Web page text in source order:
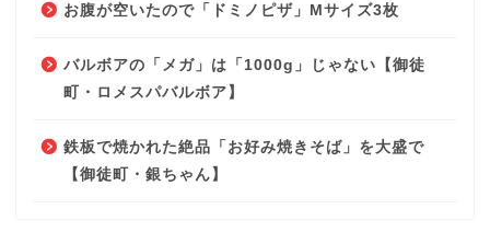
お腹が空いたので「ドミノピザ」Mサイズ3枚
バルボアの「メガ」は「1000g」じゃない【御徒
町・ロメスパバルボア】
鉄板で焼かれた絶品「お好み焼きそば」を大盛で
【御徒町・銀ちゃん】